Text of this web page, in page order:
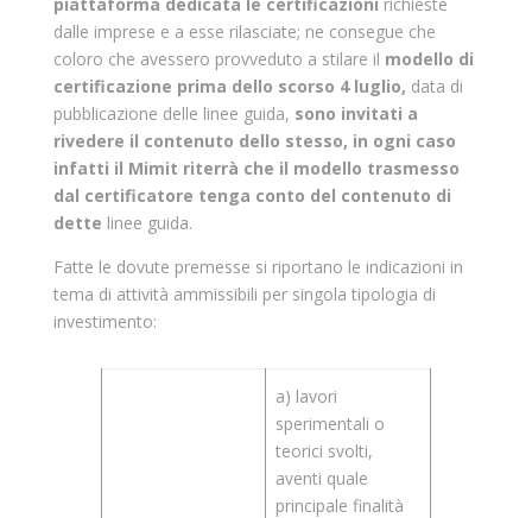
dalle imprese e a esse rilasciate; ne consegue che
coloro che avessero provveduto a stilare il modello di
certificazione prima dello scorso 4 luglio, data di
pubblicazione delle linee guida, sono invitati a
rivedere il contenuto dello stesso, in ogni caso
infatti il Mimit riterrà che il modello trasmesso
dal certificatore tenga conto del contenuto di
dette linee guida.
Fatte le dovute premesse si riportano le indicazioni in
tema di attività ammissibili per singola tipologia di
investimento:
a) lavori
sperimentali o
teorici svolti,
aventi quale
principale finalità